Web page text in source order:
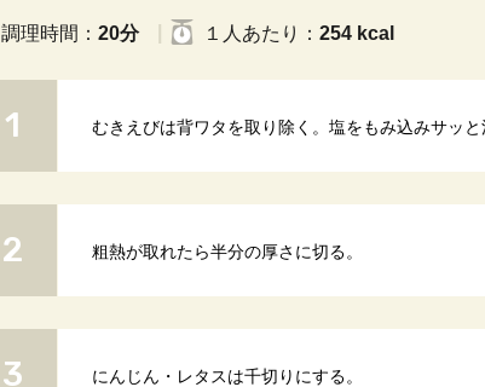
調理時間： 20分 １人 あたり ： 254 kcal
むきえびは背ワタを取り除く。塩をもみ込みサッと
粗熱が取れたら半分の厚さに切る。
にんじん・レタスは千切りにする。